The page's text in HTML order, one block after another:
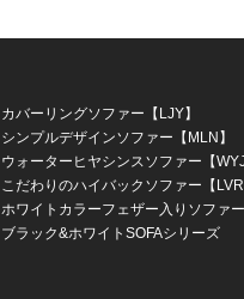
カバーリングソファー【LJY】
シンプルデザインソファー【MLN】
ウォーターヒヤシンスソファー【
こだわりのハイバックソファー【
ホワイトカラーフェザー入りソファ
ブラック&ホワイトSOFAシリーズ